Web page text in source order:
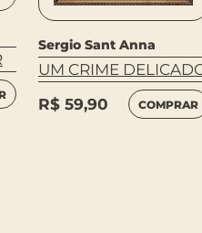
Sergio Sant Anna
UM CRIME
R$ 59,90 COMPRAR